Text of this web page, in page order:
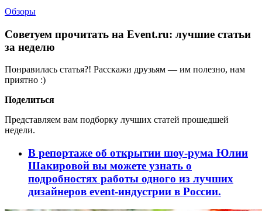
Обзоры
Советуем прочитать на Event.ru: лучшие статьи
за неделю
Понравилась статья?! Расскажи друзьям — им полезно, нам
приятно :)
Поделиться
Представляем вам подборку лучших статей прошедшей
недели.
В репортаже об открытии шоу-рума Юлии
Шакировой вы можете узнать о
подробностях работы одного из лучших
дизайнеров event-индустрии в России.